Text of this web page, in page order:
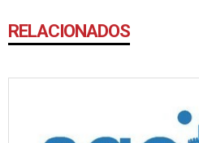
RELACIONADOS